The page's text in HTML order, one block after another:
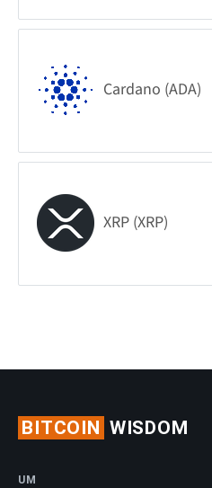
Cardano (ADA)
XRP (XRP)
BITCOIN WISDOM
UM